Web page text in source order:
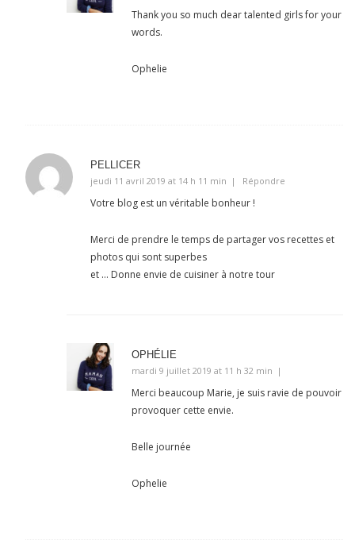
Thank you so much dear talented girls for your
words.
Ophelie
PELLICER
jeudi 11 avril 2019 at 14 h 11 min
Répondre
Votre blog est un véritable bonheur !
Merci de prendre le temps de partager vos recettes et
photos qui sont superbes
et … Donne envie de cuisiner à notre tour
OPHÉLIE
mardi 9 juillet 2019 at 11 h 32 min
Merci beaucoup Marie, je suis ravie de pouvoir
provoquer cette envie.
Belle journée
Ophelie